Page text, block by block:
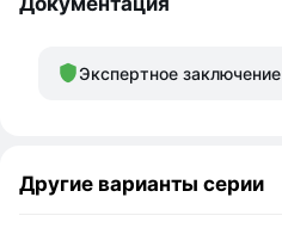
Экспертное заключение
Другие варианты серии